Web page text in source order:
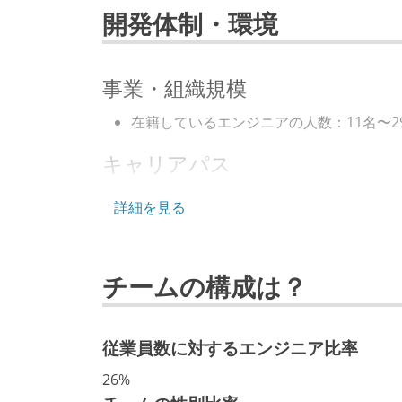
開発体制・環境
事業・組織規模
在籍しているエンジニアの人数：11名〜
キャリアパス
エンジニアの人事評価にエンジニア経験
技術カルチャー
取締役（社内）または執行役員として、
詳細を見る
チームの構成は？
従業員数に対するエンジニア比率
26%